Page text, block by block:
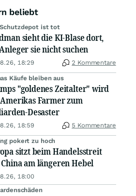
beliebt
Schutzdepot ist tot
sieht die KI-Blase dort,
sie nicht suchen
18:29 2 Kommentare
Käufe bleiben aus
"goldenes Zeitalter" wird
Farmer zum
Desaster
18:59 5 Kommentare
pokert zu hoch
sitzt beim Handelsstreit
am längeren Hebel
18:00